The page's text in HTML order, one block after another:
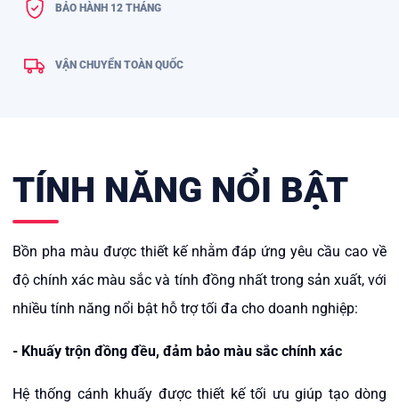
BẢO HÀNH 12 THÁNG
VẬN CHUYỂN TOÀN QUỐC
TÍNH NĂNG NỔI BẬT
Bồn pha màu được thiết kế nhằm đáp ứng yêu cầu cao về
độ chính xác màu sắc và tính đồng nhất trong sản xuất, với
nhiều tính năng nổi bật hỗ trợ tối đa cho doanh nghiệp:
- Khuấy trộn đồng đều, đảm bảo màu sắc chính xác
Hệ thống cánh khuấy được thiết kế tối ưu giúp tạo dòng